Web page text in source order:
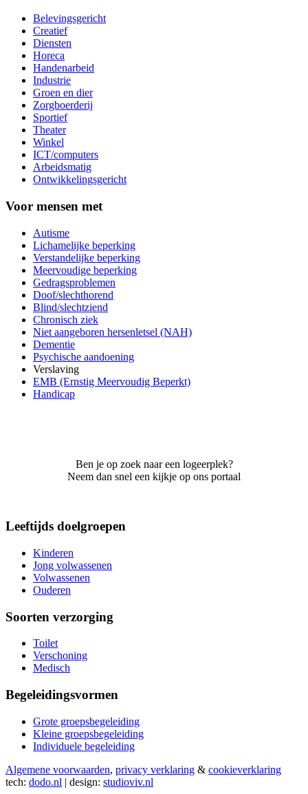
Belevingsgericht
Creatief
Diensten
Horeca
Handenarbeid
Industrie
Groen en dier
Zorgboerderij
Sportief
Theater
Winkel
ICT/computers
Arbeidsmatig
Ontwikkelingsgericht
Voor mensen met
Autisme
Lichamelijke beperking
Verstandelijke beperking
Meervoudige beperking
Gedragsproblemen
Doof/slechthorend
Blind/slechtziend
Chronisch ziek
Niet aangeboren hersenletsel (NAH)
Dementie
Psychische aandoening
Verslaving
EMB (Ernstig Meervoudig Beperkt)
Handicap
Ben je op zoek naar een logeerplek?
Neem dan snel een kijkje op ons portaal
Leeftijds doelgroepen
Kinderen
Jong volwassenen
Volwassenen
Ouderen
Soorten verzorging
Toilet
Verschoning
Medisch
Begeleidingsvormen
Grote groepsbegeleiding
Kleine groepsbegeleiding
Individuele begeleiding
Algemene voorwaarden, privacy verklaring & cookieverklaring
tech: dodo.nl | design: studioviv.nl